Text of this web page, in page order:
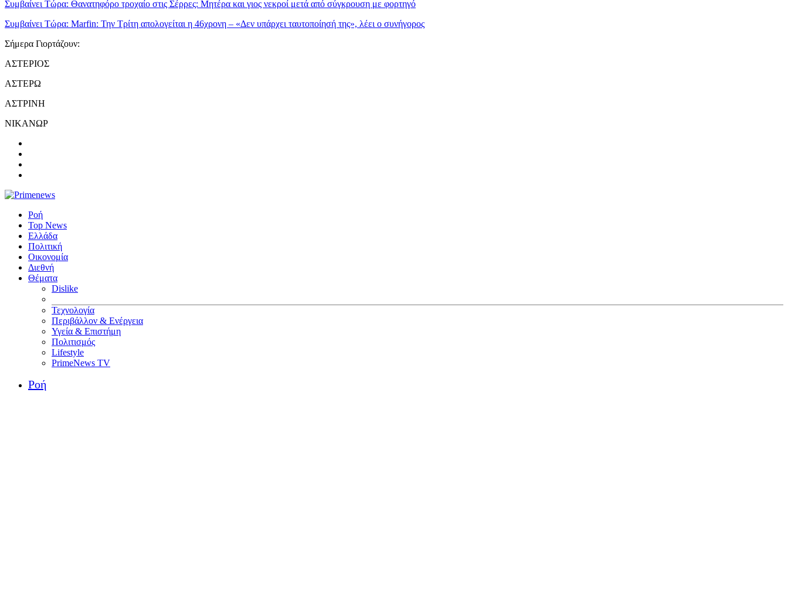
Συμβαίνει Τώρα: Θανατηφόρο τροχαίο στις Σέρρες: Μητέρα και γιος νεκροί μετά από σύγκρουση με φορτηγό
Συμβαίνει Τώρα: Marfin: Την Τρίτη απολογείται η 46χρονη – «Δεν υπάρχει ταυτοποίησή της», λέει ο συνήγορος
Σήμερα Γιορτάζουν:
ΑΣΤΕΡΙΟΣ
ΑΣΤΕΡΩ
ΑΣΤΡΙΝΗ
ΝΙΚΑΝΩΡ
Ροή
Top News
Ελλάδα
Πολιτική
Οικονομία
Διεθνή
Θέματα
Dislike
Τεχνολογία
Περιβάλλον & Ενέργεια
Υγεία & Επιστήμη
Πολιτισμός
Lifestyle
PrimeNews TV
Ροή